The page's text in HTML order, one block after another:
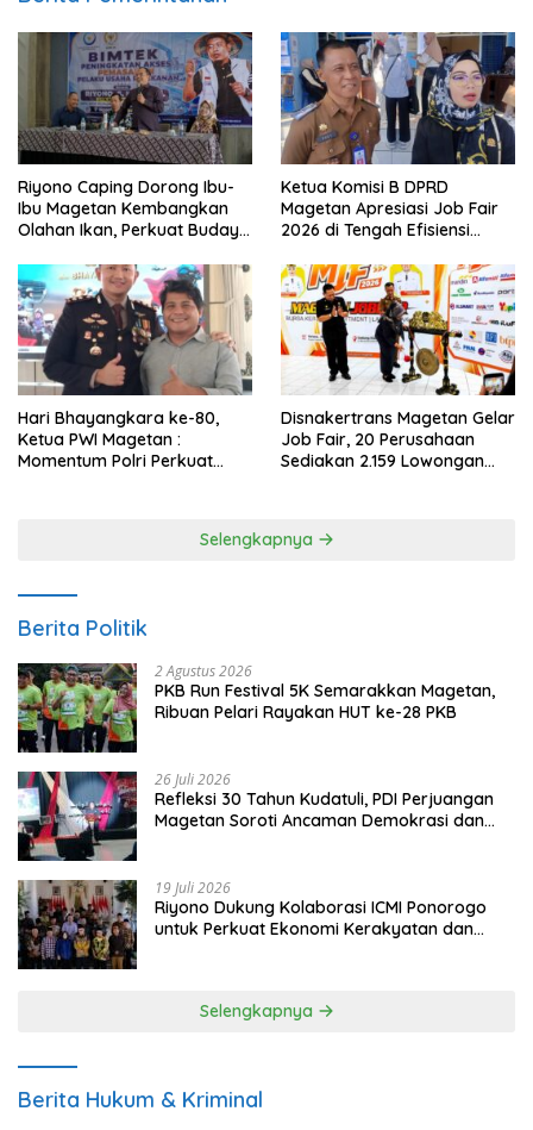
Riyono Caping Dorong Ibu-
Ibu Magetan Kembangkan
Olahan Ikan, Perkuat Budaya
Ketua Komisi B DPRD
Magetan Apresiasi Job Fair
2026 di Tengah Efisiensi
Hari Bhayangkara ke-80,
Ketua PWI Magetan :
Momentum Polri Perkuat
Disnakertrans Magetan Gelar
Job Fair, 20 Perusahaan
Sediakan 2.159 Lowongan
Selengkapnya
Berita Politik
2 Agustus 2026
PKB Run Festival 5K Semarakkan Magetan,
Ribuan Pelari Rayakan HUT ke-28 PKB
26 Juli 2026
Refleksi 30 Tahun Kudatuli, PDI Perjuangan
Magetan Soroti Ancaman Demokrasi dan
19 Juli 2026
Riyono Dukung Kolaborasi ICMI Ponorogo
untuk Perkuat Ekonomi Kerakyatan dan
Selengkapnya
Berita Hukum & Kriminal